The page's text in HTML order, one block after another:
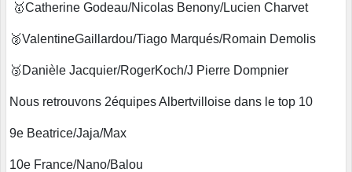
🥇Catherine Godeau/Nicolas Benony/Lucien Charvet
🥈ValentineGaillardou/Tiago Marqués/Romain Demolis
🥉Danièle Jacquier/RogerKoch/J Pierre Dompnier
Nous retrouvons 2équipes Albertvilloise dans le top 10
9e Beatrice/Jaja/Max
10e France/Nano/Balou